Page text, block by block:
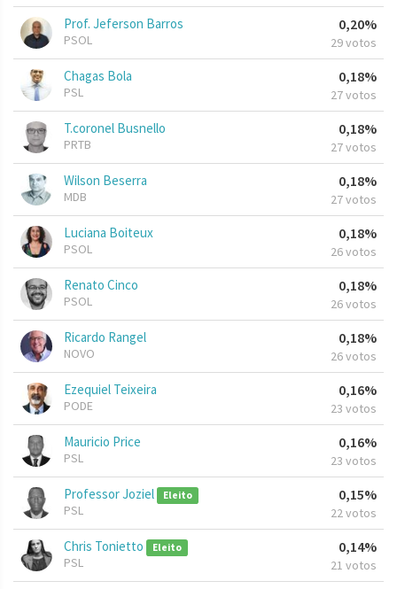
Prof. Jeferson Barros
PSOL
0,20%
29 votos
Chagas Bola
PSL
0,18%
27 votos
T.coronel Busnello
PRTB
0,18%
27 votos
Wilson Beserra
MDB
0,18%
27 votos
Luciana Boiteux
PSOL
0,18%
26 votos
Renato Cinco
PSOL
0,18%
26 votos
Ricardo Rangel
NOVO
0,18%
26 votos
Ezequiel Teixeira
PODE
0,16%
23 votos
Mauricio Price
PSL
0,16%
23 votos
Professor Joziel Eleito
PSL
0,15%
22 votos
Chris Tonietto Eleito
PSL
0,14%
21 votos